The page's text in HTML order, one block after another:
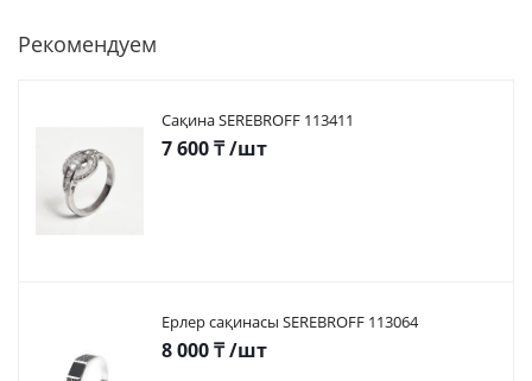
Рекомендуем
Сақина SEREBROFF 113411
7 600₸/шт
Ерлер сақинасы SEREBROFF 113064
8 000₸/шт